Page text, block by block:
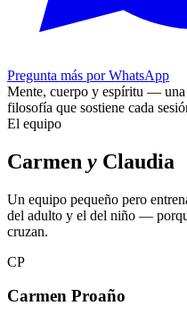
Pregunta más por WhatsApp
Mente, cuerpo y espíritu — una
filosofía que sostiene cada
El equipo
Carmen y Claudia
Un equipo pequeño pero
del adulto y el del niño —
cruzan.
CP
Carmen Proaño